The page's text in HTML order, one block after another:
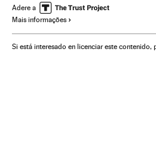
Brasil Polícia Governo Brasil
América Latina
América Problemas sociais Saúde
Adere a
Mais informações
Si está interesado en licenciar este contenido,